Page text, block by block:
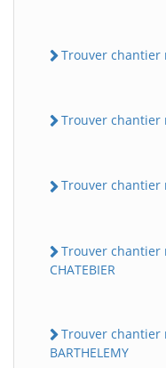
Trouver chantier
Trouver chantier
Trouver chantier
Trouver chantier
CHATEBIER
Trouver chantier
BARTHELEMY